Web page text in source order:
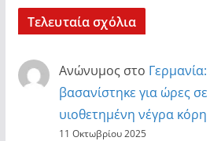
Τελευταία σχόλια
Ανώνυμος στο
βασανίστηκε για ώρες
υιοθετημένη νέγρα κόρη
11 Οκτωβρίου 2025